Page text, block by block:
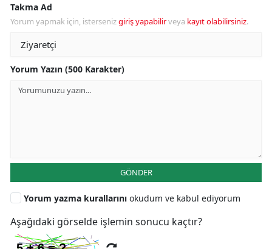
Takma Ad
Yorum yapmak için, istersenizgiriş yapabilirveya kayıt olabilirsiniz.
Yorum Yazın (500 Karakter)
GÖNDER
Yorum yazma kurallarını okudum ve kabul ediyorum
Aşağıdaki görselde işlemin sonucu kaçtır?